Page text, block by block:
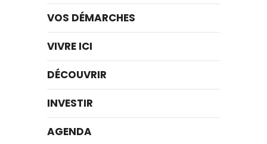
VOS DÉMARCHES
VIVRE ICI
DÉCOUVRIR
INVESTIR
AGENDA